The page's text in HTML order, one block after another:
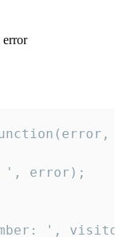
error
error);
',